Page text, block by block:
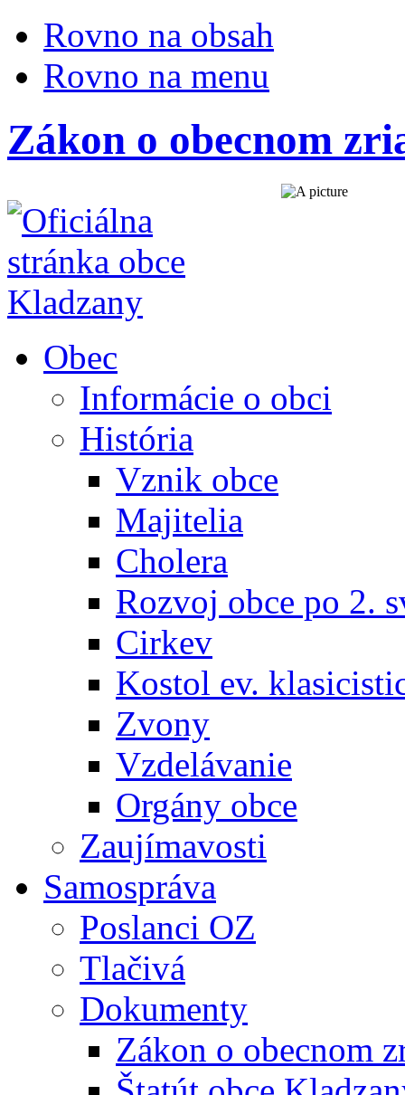
Rovno na obsah
Rovno na menu
Zákon o obecnom
Obec
Informácie o obci
História
Vznik obce
Majitelia
Cholera
Rozvoj obce po 2.
Cirkev
Kostol ev.
Zvony
Vzdelávanie
Orgány obce
Zaujímavosti
Samospráva
Poslanci OZ
Tlačivá
Dokumenty
Zákon o obecnom